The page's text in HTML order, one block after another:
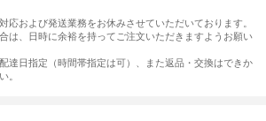
応および発送業務をお休みさせていただいております。
は、日時に余裕を持ってご注文いただきますようお願い
達日指定（時間帯指定は可）、また返品・交換はできか
。